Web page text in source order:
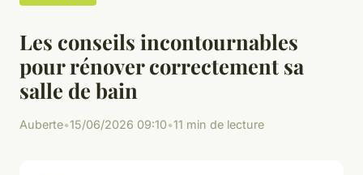
Les conseils incontournables
pour rénover correctement sa
salle de bain
Auberte•15/06/2026 09:10•11 min de lecture